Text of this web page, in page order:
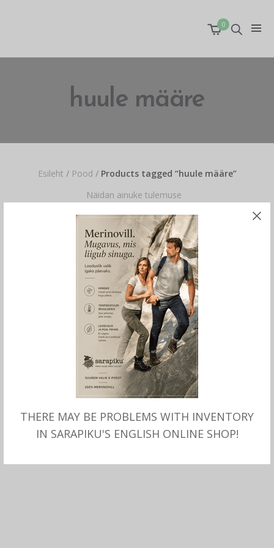
THERE MAY BE PROBLEMS WITH INVENTORY
IN SARAPIKU'S ENGLISH ONLINE SHOP!
0
huule määre
Esileht / Pood /Products tagged “huule määre”
Näidan ainuke tulemuse
LISA OSTUKORVI
MEREMEHE MÄÄRE
männivaiguga